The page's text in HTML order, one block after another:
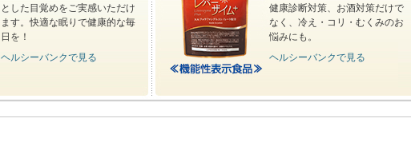
とした目覚めをご実感いただけ
ます。快適な眠りで健康的な毎
日を！
ヘルシーバンクで見る
健康診断対策、お酒対策だけで
なく、冷え・コリ・むくみのお
悩みにも。
ヘルシーバンクで見る